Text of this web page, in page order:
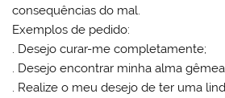
consequências do mal.
Exemplos de pedido:
. Desejo curar-me completamente;
. Desejo encontrar minha alma
. Realize o meu desejo de ter uma